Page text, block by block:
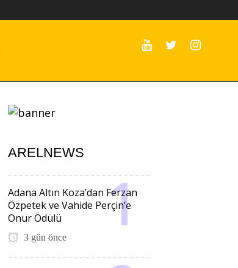
ARELNEWS
Adana Altın Koza’dan Ferzan
Özpetek ve Vahide Perçin’e
Onur Ödülü
3 gün önce